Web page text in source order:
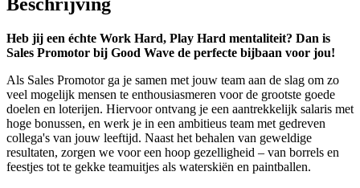
Heb jij een échte Work Hard, Play Hard mentaliteit? Dan is
Sales Promotor bij Good Wave de perfecte bijbaan voor jou!
Als Sales Promotor ga je samen met jouw team aan de slag om zo
veel mogelijk mensen te enthousiasmeren voor de grootste goede
doelen en loterijen. Hiervoor ontvang je een aantrekkelijk salaris met
hoge bonussen, en werk je in een ambitieus team met gedreven
collega's van jouw leeftijd. Naast het behalen van geweldige
resultaten, zorgen we voor een hoop gezelligheid – van borrels en
feestjes tot te gekke teamuitjes als waterskiën en paintballen.